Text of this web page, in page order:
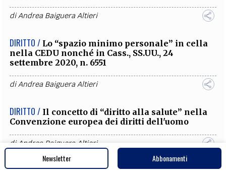
diAndrea Baiguera Altieri
DIRITTO / Lo “spazio minimo personale” in cella
nella CEDU nonché in Cass., SS.UU., 24
settembre 2020, n. 6551
diAndrea Baiguera Altieri
DIRITTO / Il concetto di “diritto alla salute” nella
Convenzione europea dei diritti dell'uomo
di Andrea Baiguera Altieri
DIRITTO / L'applicazione del divieto di tortura ex
Newsletter Abbonamenti